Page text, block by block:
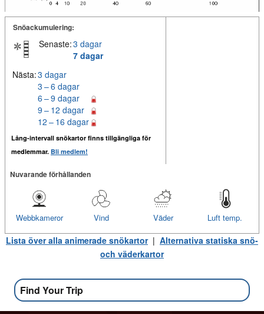
Snöackumulering:
Senaste:3 dagar
7 dagar
Nästa:3 dagar
3 – 6 dagar
6 – 9 dagar
9 – 12 dagar
12 – 16 dagar
Lång-intervall snökartor finns tillgängliga för
medlemmar. Bli medlem!
Nuvarande förhållanden
Luft temp.
Väder
Vind
Webbkameror
Lista över alla animerade snökartor| Alternativa statiska snö-
och väderkartor
Find Your Trip